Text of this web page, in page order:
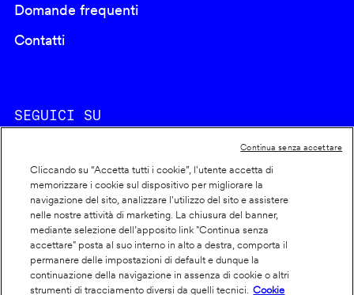
Domande frequenti
Contatti
SEGUICI SU
Footer
info
Cookie policy
Dichiarazione di accessibilità
Privacy
Cliccando su “Accetta tutti i cookie”, l'utente accetta di
memorizzare i cookie sul dispositivo per migliorare la
navigazione del sito, analizzare l'utilizzo del sito e assistere
nelle nostre attività di marketing. La chiusura del banner,
mediante selezione dell’apposito link "Continua senza
accettare" posta al suo interno in alto a destra, comporta il
permanere delle impostazioni di default e dunque la
continuazione della navigazione in assenza di cookie o altri
strumenti di tracciamento diversi da quelli tecnici.
Cookie
Continua senza accettare